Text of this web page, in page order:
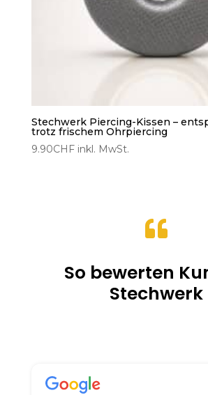
Stechwerk Piercing-Kissen –
trotz frischem Ohrpiercing
9.90CHF inkl. MwSt.

So bewerten
Stechwerk